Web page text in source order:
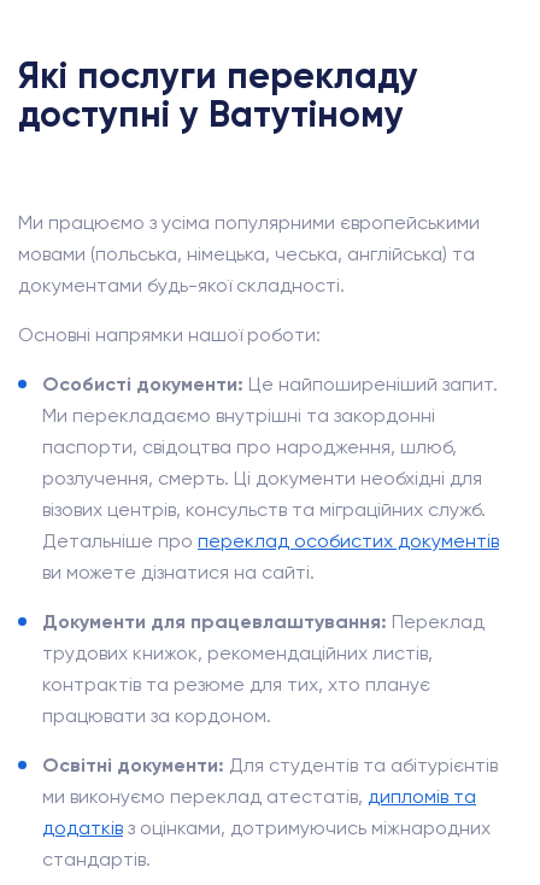
Які послуги перекладу
доступні у Ватутіному
Ми працюємо з усіма популярними європейськими
мовами (польська, німецька, чеська, англійська) та
документами будь-якої складності.
Основні напрямки нашої роботи:
Особисті документи: Це найпоширеніший запит.
Ми перекладаємо внутрішні та закордонні
паспорти, свідоцтва про народження, шлюб,
розлучення, смерть. Ці документи необхідні для
візових центрів, консульств та міграційних служб.
Детальніше про переклад особистих документів
ви можете дізнатися на сайті.
Документи для працевлаштування: Переклад
трудових книжок, рекомендаційних листів,
контрактів та резюме для тих, хто планує
працювати за кордоном.
Освітні документи: Для студентів та абітурієнтів
ми виконуємо переклад атестатів, дипломів та
додатків з оцінками, дотримуючись міжнародних
стандартів.